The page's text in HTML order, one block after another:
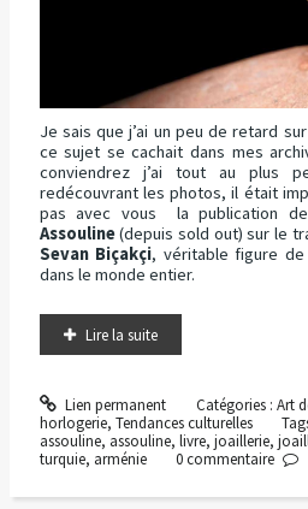
Je sais que j’ai un peu de retard
ce sujet se cachait dans mes
conviendrez j’ai tout au plus
redécouvrant les photos, il était
pas avec vous la publication de
Assouline(depuis sold out) sur le
Sevan Biçakçi, véritable figure
dans le monde entier.
Lire la suite
Lien permanent Catégories : Art
horlogerie, Tendances culturelles
assouline, assouline, livre, joaillerie,
turquie, arménie 0commentaire